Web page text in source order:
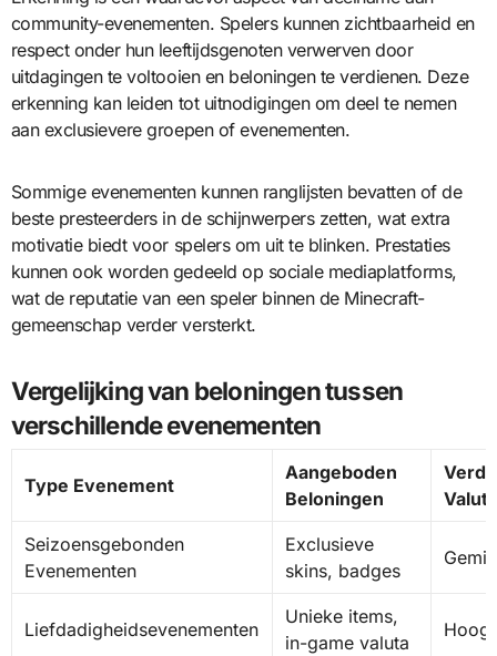
community-evenementen. Spelers kunnen zichtbaarheid en
respect onder hun leeftijdsgenoten verwerven door
uitdagingen te voltooien en beloningen te verdienen. Deze
erkenning kan leiden tot uitnodigingen om deel te nemen
aan exclusievere groepen of evenementen.
Sommige evenementen kunnen ranglijsten bevatten of de
beste presteerders in de schijnwerpers zetten, wat extra
motivatie biedt voor spelers om uit te blinken. Prestaties
kunnen ook worden gedeeld op sociale mediaplatforms,
wat de reputatie van een speler binnen de Minecraft-
gemeenschap verder versterkt.
Vergelijking van beloningen tussen
verschillende evenementen
Type Evenement
Aangeboden
Beloningen
Valuta
Seizoensgebonden
Evenementen
Exclusieve
skins, badges
Liefdadigheidsevenementen
Unieke items,
in-game valuta
Hoog